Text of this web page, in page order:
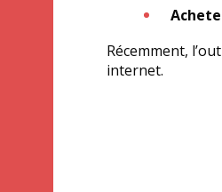
Récemment,
internet.